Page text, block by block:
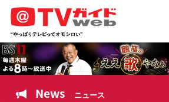
News ニュース